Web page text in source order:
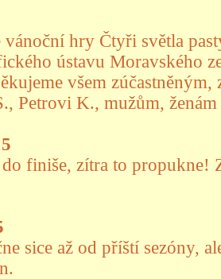
vánoční hry Čtyři světla
ústavu Moravského
všem
Petrovi K., mužům,
finiše, zítra to propukne!
sice až od příští sezóny,